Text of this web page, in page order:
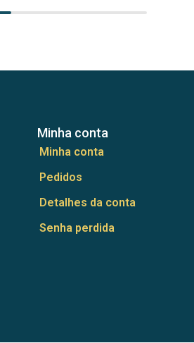
Minha conta
Minha conta
Pedidos
Detalhes da conta
Senha perdida